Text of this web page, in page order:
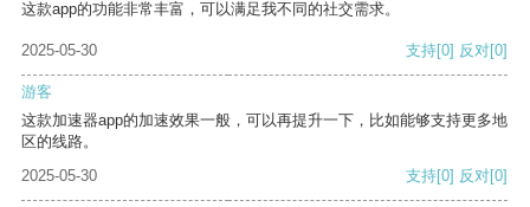
这款app的功能非常丰富，可以满足我不同的社交需求。
2025-05-30 支持[0] 反对[0]
游客
这款加速器app的加速效果一般，可以再提升一下，比如能够支持更多地
区的线路。
2025-05-30
支持[0] 反对[0]